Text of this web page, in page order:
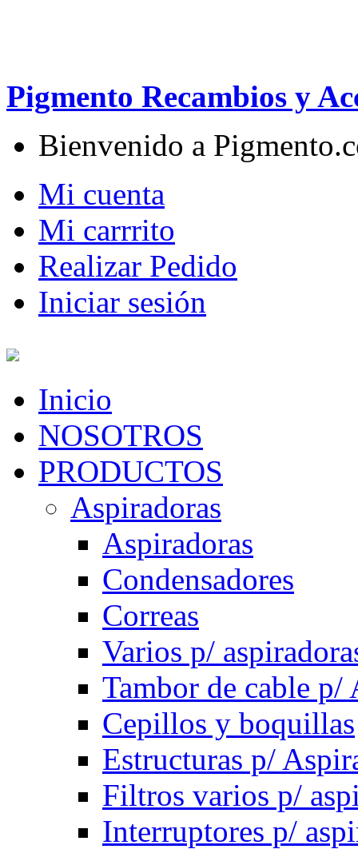
Pigmento Recambios y
Bienvenido a
Mi cuenta
Mi carrrito
Realizar Pedido
Iniciar sesión
Inicio
NOSOTROS
PRODUCTOS
Aspiradoras
Aspiradoras
Condensadores
Correas
Varios p/
Tambor de cable p/
Cepillos y boquillas
Estructuras p/
Filtros varios p/
Interruptores p/